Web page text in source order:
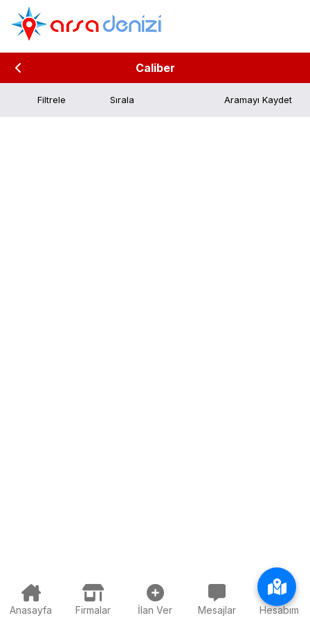
Caliber
Filtrele Aramayı Kaydet
Anasayfa Firmalar İlan Ver Mesajlar Hesabım